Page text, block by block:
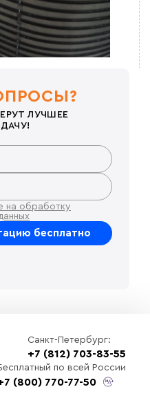
ЛУЧШЕЕ
на обработку
Санкт-Петербург:
+7 (812) 703-83-55
по всей России
(800) 770-77-50